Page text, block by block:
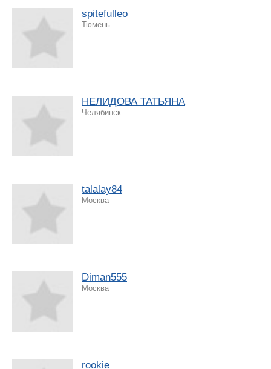
spitefulleo
Тюмень
НЕЛИДОВА ТАТЬЯНА
Челябинск
talalay84
Москва
Diman555
Москва
rookie